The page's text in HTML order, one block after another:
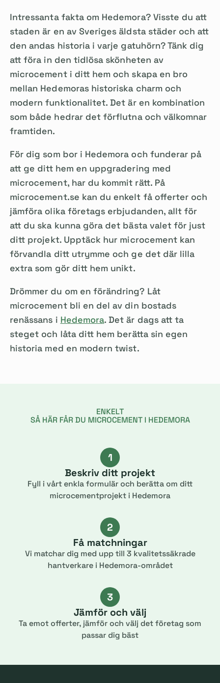
Intressanta fakta om Hedemora? Visste du att
staden är en av Sveriges äldsta städer och att
den andas historia i varje gatuhörn? Tänk dig
att föra in den tidlösa skönheten av
microcement i ditt hem och skapa en bro
mellan Hedemoras historiska charm och
modern funktionalitet. Det är en kombination
som både hedrar det förflutna och välkomnar
framtiden.
För dig som bor i Hedemora och funderar på
att ge ditt hem en uppgradering med
microcement, har du kommit rätt. På
microcement.se kan du enkelt få offerter och
jämföra olika företags erbjudanden, allt för
att du ska kunna göra det bästa valet för just
ditt projekt. Upptäck hur microcement kan
förvandla ditt utrymme och ge det där lilla
extra som gör ditt hem unikt.
Drömmer du om en förändring? Låt
microcement bli en del av din bostads
renässans i Hedemora. Det är dags att ta
steget och låta ditt hem berätta sin egen
historia med en modern twist.
ENKELT
SÅ HÄR FÅR DU MICROCEMENT I HEDEMORA
1
Beskriv ditt projekt
Fyll i vårt enkla formulär och berätta om ditt
microcementprojekt i Hedemora
2
Få matchningar
Vi matchar dig med upp till 3 kvalitetssäkrade
hantverkare i Hedemora-området
3
Jämför och välj
Ta emot offerter, jämför och välj det företag som
passar dig bäst